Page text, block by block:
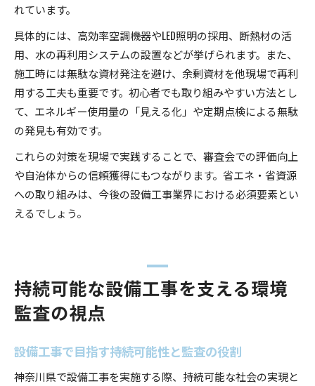
れています。
具体的には、高効率空調機器やLED照明の採用、断熱材の活
用、水の再利用システムの設置などが挙げられます。また、
施工時には無駄な資材発注を避け、余剰資材を他現場で再利
用する工夫も重要です。初心者でも取り組みやすい方法とし
て、エネルギー使用量の「見える化」や定期点検による無駄
の発見も有効です。
これらの対策を現場で実践することで、審査会での評価向上
や自治体からの信頼獲得にもつながります。省エネ・省資源
への取り組みは、今後の設備工事業界における必須要素とい
えるでしょう。
持続可能な設備工事を支える環境
監査の視点
設備工事で目指す持続可能性と監査の役割
神奈川県で設備工事を実施する際、持続可能な社会の実現と